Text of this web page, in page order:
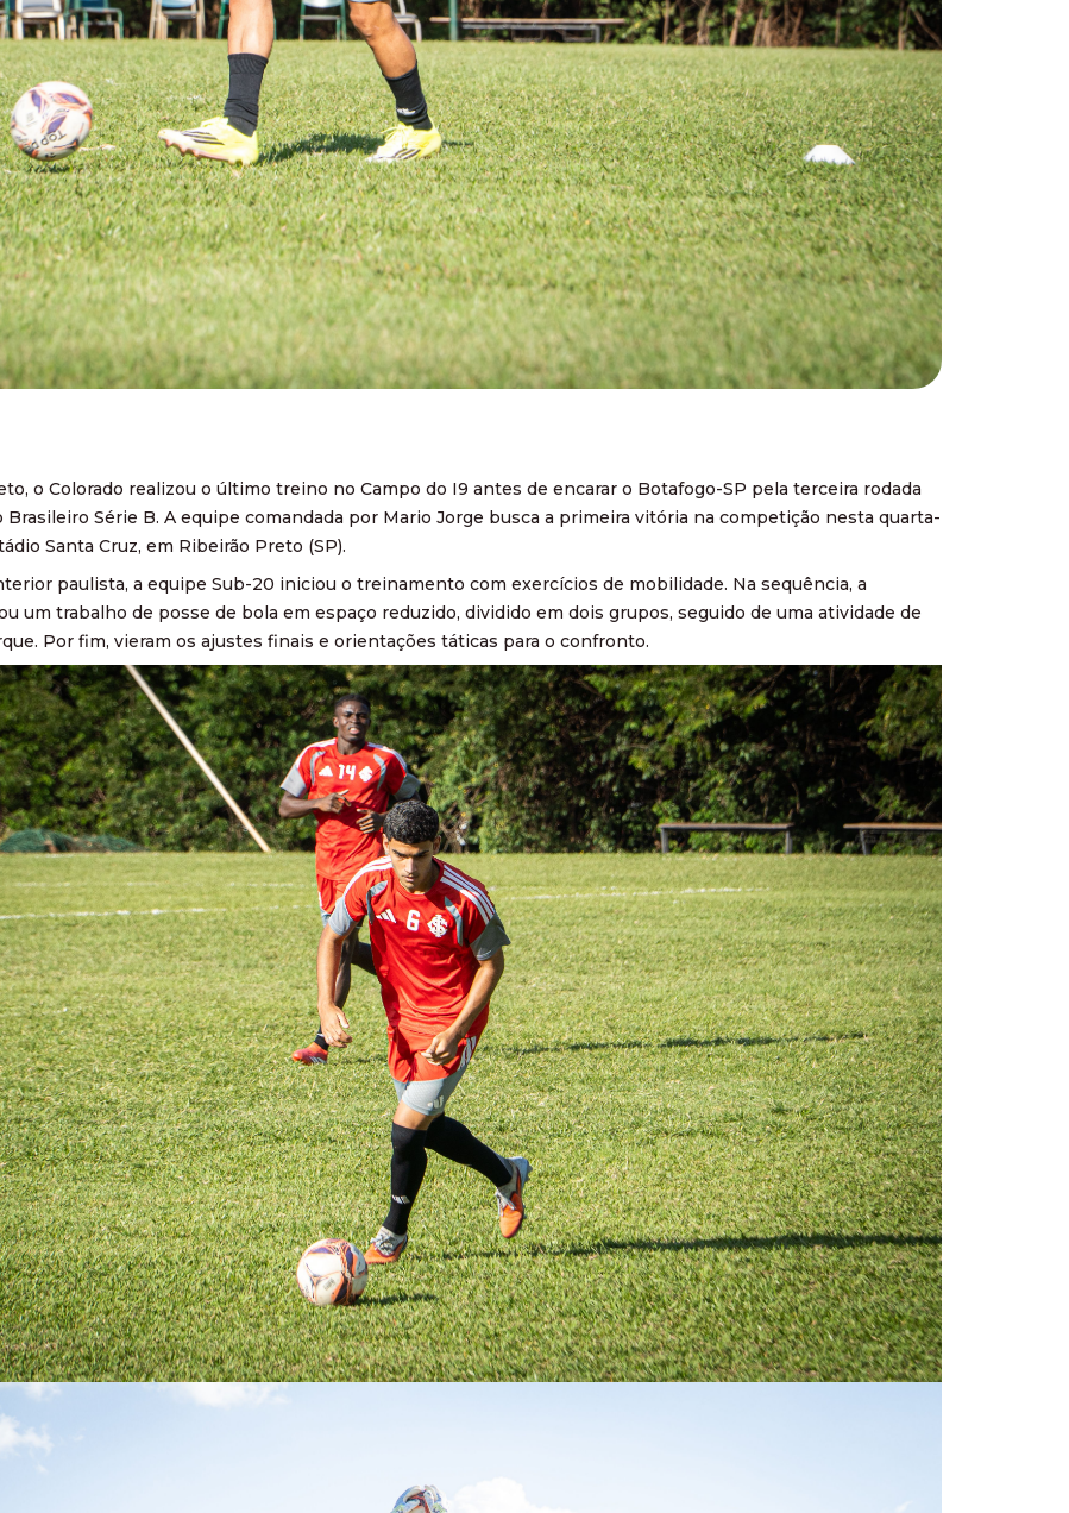
o Colorado realizou o último treino no Campo do I9 antes de encarar o Botafogo-SP pela terceira rodada
Brasileiro Série B. A equipe comandada por Mario Jorge busca a primeira vitória na competição nesta quarta-
Santa Cruz, em Ribeirão Preto (SP).
paulista, a equipe Sub-20 iniciou o treinamento com exercícios de mobilidade. Na sequência, a
um trabalho de posse de bola em espaço reduzido, dividido em dois grupos, seguido de uma atividade de
Por fim, vieram os ajustes finais e orientações táticas para o confronto.